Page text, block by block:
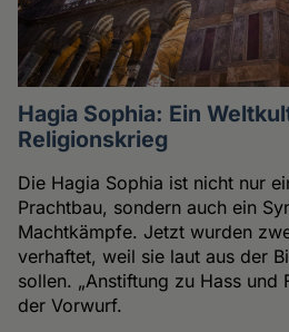
Hagia Sophia: Ein
Religionskrieg
Die Hagia Sophia ist nicht nur
Prachtbau, sondern auch ein
Machtkämpfe. Jetzt wurden
verhaftet, weil sie laut aus der
sollen. „Anstiftung zu Hass und
der Vorwurf.